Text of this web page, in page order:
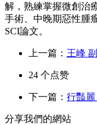
解，熟練掌握微創治
手術、中晚期惡性腫
SCI論文。
上一篇： 王峰
24 个点赞
下一篇： 行豔
分享我們的網站